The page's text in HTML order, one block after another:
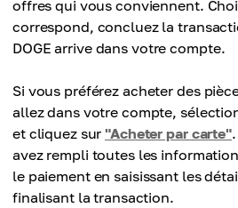
offres qui vous conviennent.
correspond, concluez la
DOGE arrive dans votre compte.
Si vous préférez acheter des
allez dans votre compte,
et cliquez sur"Acheter par carte"
avez rempli toutes les
le paiement en saisissant les
finalisant la transaction.